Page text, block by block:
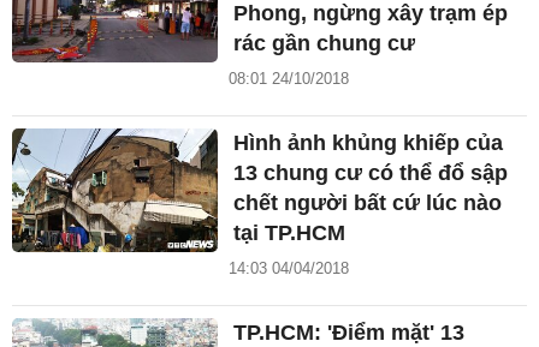
Phong, ngừng xây trạm ép
rác gần chung cư
08:01 24/10/2018
Hình ảnh khủng khiếp của
13 chung cư có thể đổ sập
chết người bất cứ lúc nào
tại TP.HCM
14:03 04/04/2018
TP.HCM: 'Điểm mặt' 13